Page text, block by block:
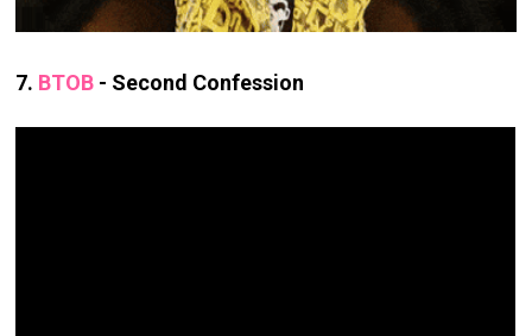
7. BTOB - Second Confession